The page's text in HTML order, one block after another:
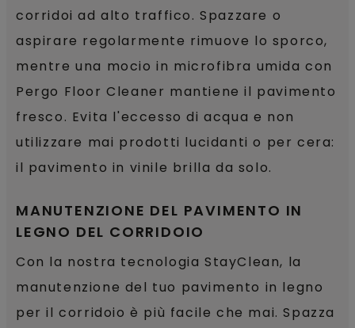
corridoi ad alto traffico. Spazzare o
aspirare regolarmente rimuove lo sporco,
mentre una mocio in microfibra umida con
Pergo Floor Cleaner mantiene il pavimento
fresco. Evita l'eccesso di acqua e non
utilizzare mai prodotti lucidanti o per cera:
il pavimento in vinile brilla da solo.
MANUTENZIONE DEL PAVIMENTO IN
LEGNO DEL CORRIDOIO
Con la nostra tecnologia StayClean, la
manutenzione del tuo pavimento in legno
per il corridoio è più facile che mai. Spazza